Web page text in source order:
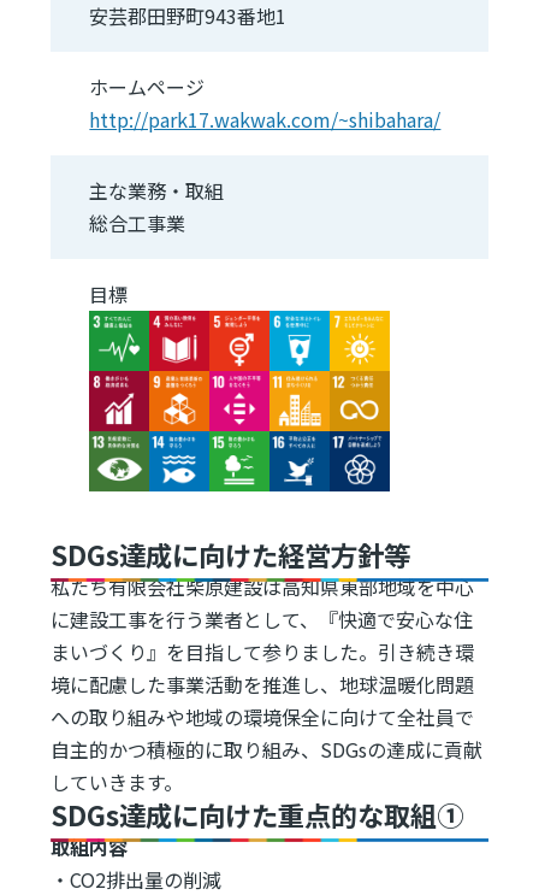
安芸郡田野町943番地1
ホームページ
http://park17.wakwak.com/~shibahara/
主な業務・取組
総合工事業
目標
Image
Image Image Image Image
Image Image Image Image Image
Image Image Image Image Image
SDGs達成に向けた経営方針等
私たち有限会社柴原建設は高知県東部地域を中心
に建設工事を行う業者として、『快適で安心な住
まいづくり』を目指して参りました。引き続き環
境に配慮した事業活動を推進し、地球温暖化問題
への取り組みや地域の環境保全に向けて全社員で
自主的かつ積極的に取り組み、SDGsの達成に貢献
していきます。
SDGs達成に向けた重点的な取組①
取組内容
・CO2排出量の削減